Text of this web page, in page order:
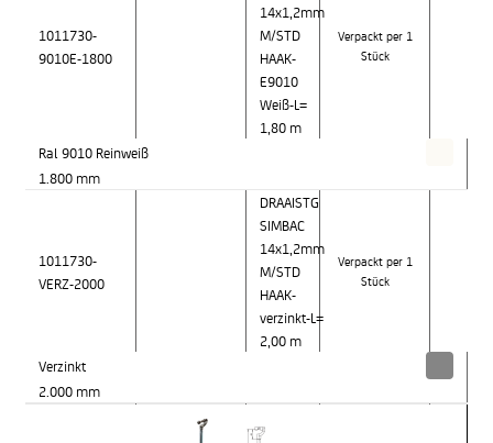
1011730-
9010E-1800
14x1,2mm
M/STD
HAAK-
E9010
Weiß-L=
1,80 m
Verpackt per 1
Stück
Ral 9010 Reinweiß
1.800 mm
1011730-
VERZ-2000
DRAAISTG
SIMBAC
14x1,2mm
M/STD
HAAK-
verzinkt-L=
2,00 m
Verpackt per 1
Stück
Verzinkt
2.000 mm